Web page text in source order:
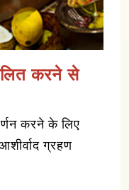
करने से
करने के लिए
ग्रहण